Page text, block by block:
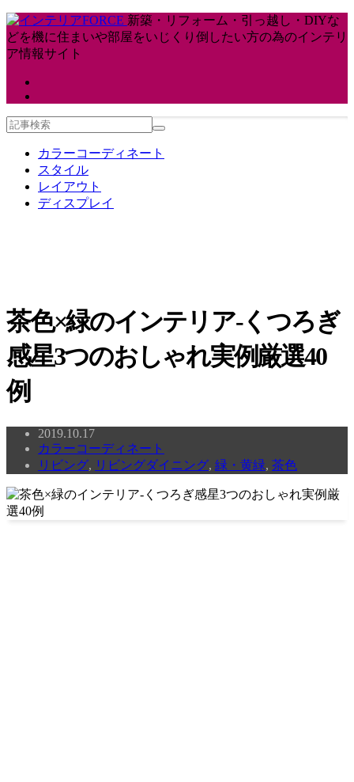
新築・リフォーム・引っ越し・DIYな
どを機に住まいや部屋をいじくり倒したい方の為のインテリ
ア情報サイト
カラーコーディネート
スタイル
レイアウト
ディスプレイ
茶色×緑のインテリア-くつろぎ
感星3つのおしゃれ実例厳選40
例
2019.10.17
カラーコーディネート
リビング, リビングダイニング, 緑・黄緑, 茶色